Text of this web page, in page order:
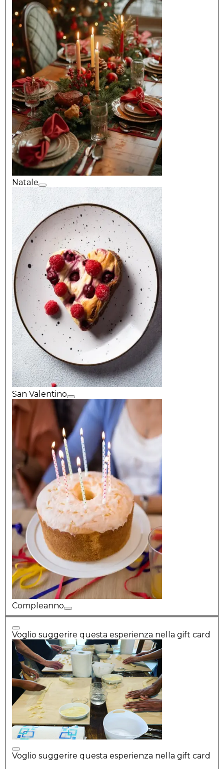
Natale
San Valentino
Compleanno
Voglio suggerire questa esperienza nella gift card
Voglio suggerire questa esperienza nella gift card